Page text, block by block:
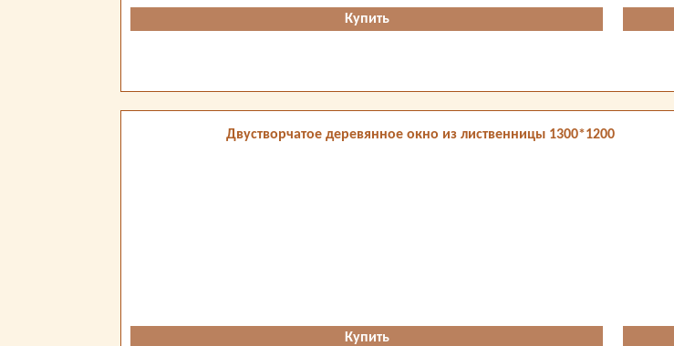
Купить
Двустворчатое деревянное окно из лиственницы 1300*1200
Купить